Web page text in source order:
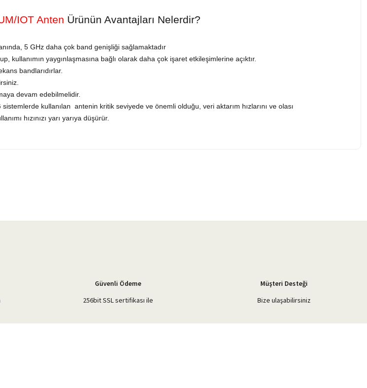
IOT Anten Ürünün Avantajları Nelerdir?
5 GHz daha çok band genişliği sağlamaktadır
yaygınlaşmasına bağlı olarak daha çok işaret etkileşimlerine açıktır.
bandlarıdırlar.
devam edebilmelidir.
kullanılan antenin kritik seviyede ve önemli olduğu, veri aktarım hızlarını ve olası
hızınızı yarı yarıya düşürür.
Güvenli Ödeme
256bit SSL sertifikası ile
Müşteri Desteği
Bize ulaşabilirsiniz